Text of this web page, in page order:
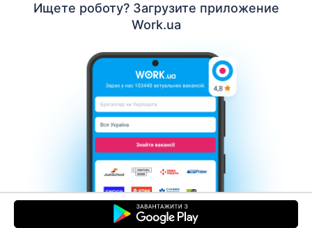
Ищете роботу? Загрузите приложение
Work.ua
Контакты О нас
Карьера
Новости Work.ua
Помощь
Условия использования